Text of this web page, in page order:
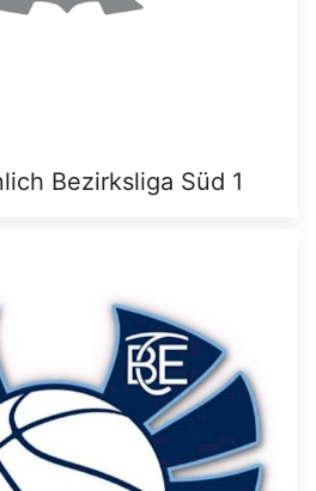
Bezirksliga Süd 1